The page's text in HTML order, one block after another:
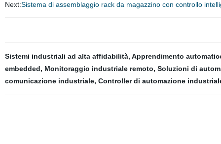
Next:Sistema di assemblaggio rack da magazzino con controllo
Sistemi industriali ad alta affidabilità, Apprendimento
embedded, Monitoraggio industriale remoto, Soluzioni di
comunicazione industriale, Controller di automazione